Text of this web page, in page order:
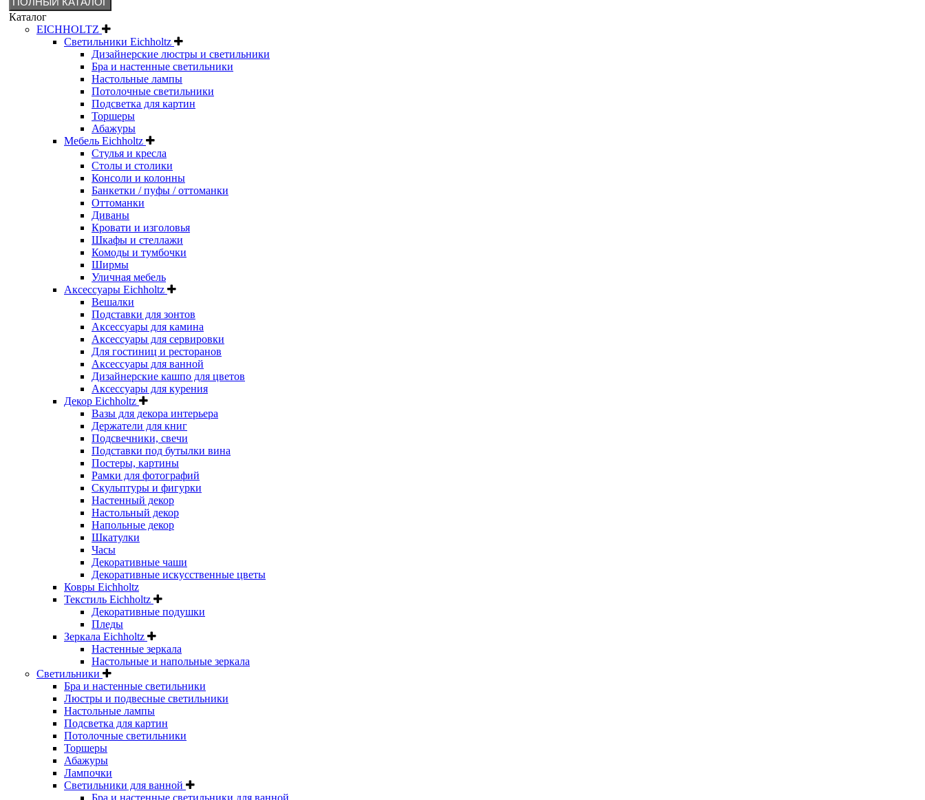
Каталог
EICHHOLTZ
Светильники Eichholtz
Дизайнерские люстры и светильники
Бра и настенные светильники
Настольные лампы
Потолочные светильники
Подсветка для картин
Торшеры
Абажуры
Мебель Eichholtz
Стулья и кресла
Столы и столики
Консоли и колонны
Банкетки / пуфы / оттоманки
Оттоманки
Диваны
Кровати и изголовья
Шкафы и стеллажи
Комоды и тумбочки
Ширмы
Уличная мебель
Аксессуары Eichholtz
Вешалки
Подставки для зонтов
Аксессуары для камина
Аксессуары для сервировки
Для гостиниц и ресторанов
Аксессуары для ванной
Дизайнерские кашпо для цветов
Аксессуары для курения
Декор Eichholtz
Вазы для декора интерьера
Держатели для книг
Подсвечники, свечи
Подставки под бутылки вина
Постеры, картины
Рамки для фотографий
Скульптуры и фигурки
Настенный декор
Настольный декор
Напольные декор
Шкатулки
Часы
Декоративные чаши
Декоративные искусственные цветы
Ковры Eichholtz
Текстиль Eichholtz
Декоративные подушки
Пледы
Зеркала Eichholtz
Настенные зеркала
Настольные и напольные зеркала
Светильники
Бра и настенные светильники
Люстры и подвесные светильники
Настольные лампы
Подсветка для картин
Потолочные светильники
Торшеры
Абажуры
Лампочки
Светильники для ванной
Бра и настенные светильники для ванной